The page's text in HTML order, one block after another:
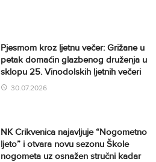
Pjesmom kroz ljetnu večer: Grižane u
petak domaćin glazbenog druženja u
sklopu 25. Vinodolskih ljetnih večeri
30.07.2026
NK Crikvenica najavljuje “Nogometno
ljeto” i otvara novu sezonu Škole
nogometa uz osnažen stručni kadar